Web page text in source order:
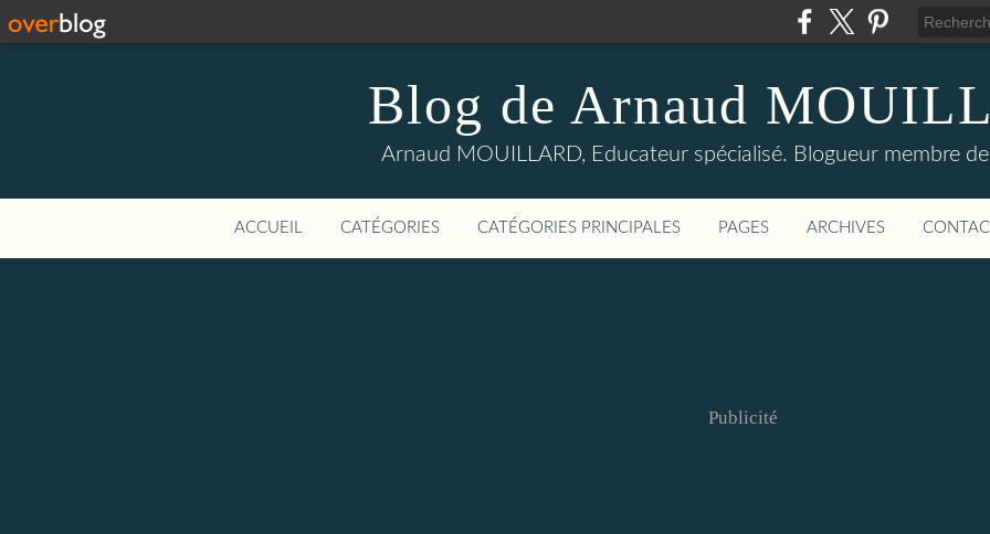
Blog de Arnaud
Arnaud MOUILLARD, Educateur spécialisé. Blogueur membre
ACCUEIL CATÉGORIES CATÉGORIES PRINCIPALES PAGES ARCHIVES
Publicité